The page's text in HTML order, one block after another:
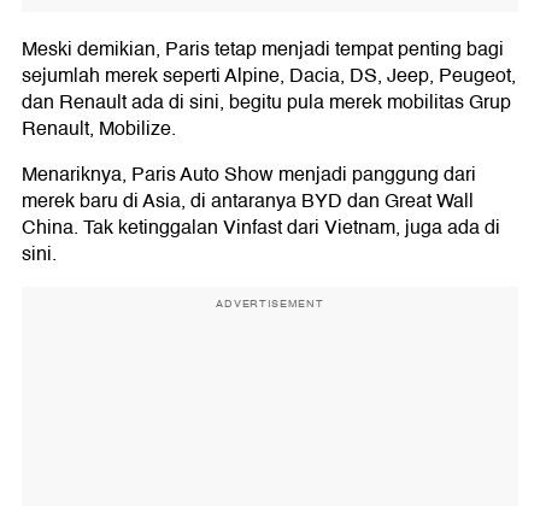
Meski demikian, Paris tetap menjadi tempat penting bagi
sejumlah merek seperti Alpine, Dacia, DS, Jeep, Peugeot,
dan Renault ada di sini, begitu pula merek mobilitas Grup
Renault, Mobilize.
Menariknya, Paris Auto Show menjadi panggung dari
merek baru di Asia, di antaranya BYD dan Great Wall
China. Tak ketinggalan Vinfast dari Vietnam, juga ada di
sini.
ADVERTISEMENT